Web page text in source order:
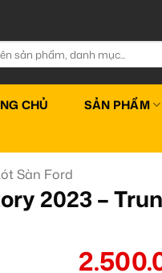
CHỦ SẢN PHẨM
Sàn Ford
2023 –